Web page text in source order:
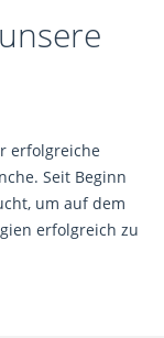
erfolgreiche
Seit Beginn
um auf dem
erfolgreich zu